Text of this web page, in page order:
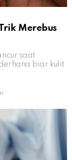
Merebus
saat
biar kulit